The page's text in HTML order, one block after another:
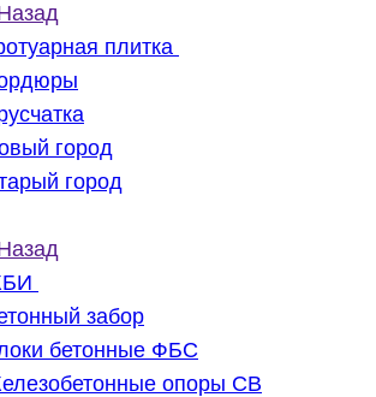
плитка
город
город
забор
бетонные ФБС
опоры СВ